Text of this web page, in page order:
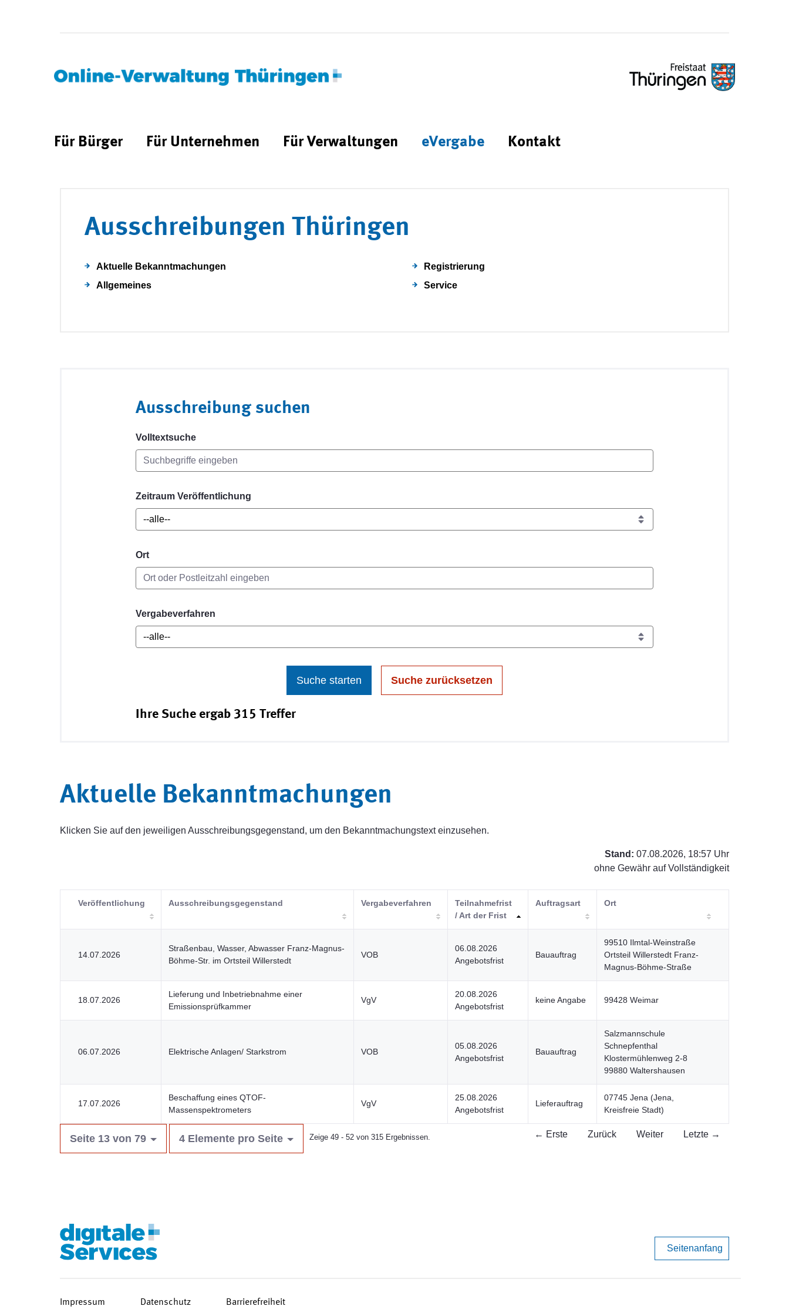
Für Bürger Für Unternehmen Für Verwaltungen eVergabe Kontakt
Ausschreibungen Thüringen
Aktuelle Bekanntmachungen
Allgemeines
Registrierung
Service
Ausschreibung suchen
Volltextsuche
Zeitraum Veröffentlichung
Ort
Vergabeverfahren
Suche starten Suche zurücksetzen
Ihre Suche ergab 315 Treffer
Aktuelle Bekanntmachungen
Klicken Sie auf den jeweiligen Ausschreibungsgegenstand, um den Bekanntmachungstext einzusehen.
Stand: 07.08.2026, 18:57 Uhr
ohne Gewähr auf Vollständigkeit
Veröffentlichung Ausschreibungsgegenstand Vergabeverfahren
Teilnahmefrist
/ Art der Frist
Auftragsart Ort
14.07.2026
Straßenbau, Wasser, Abwasser Franz-Magnus-
Böhme-Str. im Ortsteil Willerstedt
VOB
06.08.2026
Angebotsfrist
Bauauftrag
99510 Ilmtal-Weinstraße
Ortsteil Willerstedt Franz-
Magnus-Böhme-Straße
18.07.2026
Lieferung und Inbetriebnahme einer
Emissionsprüfkammer
VgV
20.08.2026
Angebotsfrist
keine Angabe 99428 Weimar
06.07.2026 Elektrische Anlagen/ Starkstrom VOB
05.08.2026
Angebotsfrist
Bauauftrag
Salzmannschule
Schnepfenthal
Klostermühlenweg 2-8
99880 Waltershausen
17.07.2026
Beschaffung eines QTOF-
Massenspektrometers
VgV
25.08.2026
Angebotsfrist
Lieferauftrag
07745 Jena (Jena,
Kreisfreie Stadt)
Seite 13 von 79 4 Elemente pro Seite Zeige 49 - 52 von 315 Ergebnissen. ← Erste Zurück Weiter Letzte →
Seitenanfang
Impressum Datenschutz Barrierefreiheit